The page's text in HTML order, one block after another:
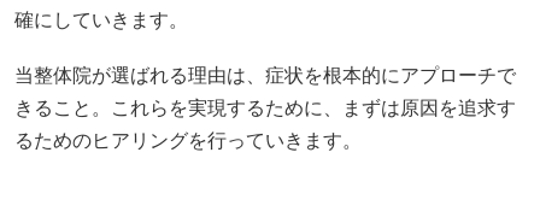
確にしていきます。
当整体院が選ばれる理由は、症状を根本的にアプローチで
きること。これらを実現するために、まずは原因を追求す
るためのヒアリングを行っていきます。